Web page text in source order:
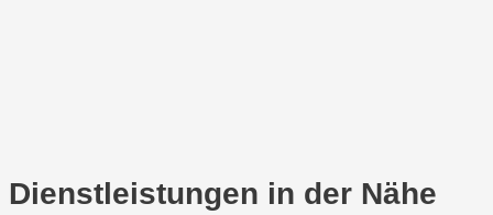
Dienstleistungen in der Nähe